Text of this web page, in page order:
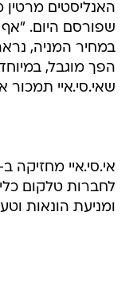
האנליסטים
שפורסם היום. "אף
במחיר המניה,
הפך מוגבל,
שאי.סי.איי
לחברות טלקום
ומניעת הונאות